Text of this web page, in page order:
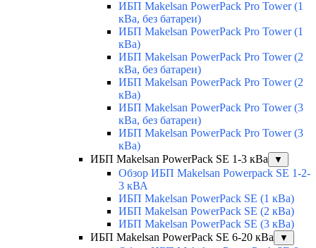
ИБП Makelsan PowerPack Pro Tower (1
кВа, без батареи)
ИБП Makelsan PowerPack Pro Tower (1
кВа)
ИБП Makelsan PowerPack Pro Tower (2
кВа, без батареи)
ИБП Makelsan PowerPack Pro Tower (2
кВа)
ИБП Makelsan PowerPack Pro Tower (3
кВа, без батареи)
ИБП Makelsan PowerPack Pro Tower (3
кВа)
ИБП Makelsan PowerPack SE 1-3 кВа
▼
Обзор ИБП Makelsan Powerpack SE 1-2-
3 кВА
ИБП Makelsan PowerPack SE (1 кВа)
ИБП Makelsan PowerPack SE (2 кВа)
ИБП Makelsan PowerPack SE (3 кВа)
ИБП Makelsan PowerPack SE 6-20 кВа
▼